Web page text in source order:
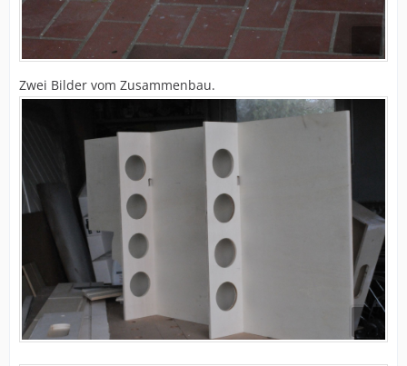
Zwei Bilder vom Zusammenbau.